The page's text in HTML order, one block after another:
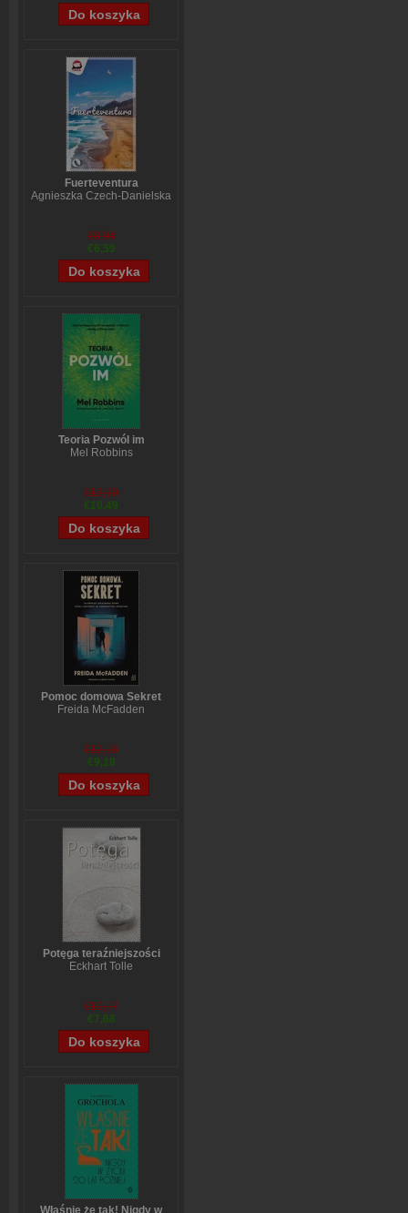
Fuerteventura
Agnieszka Czech-Danielska
€8,94
€6,59
Teoria Pozwól im
Mel Robbins
€13,90
€10,49
Pomoc domowa Sekret
Freida McFadden
€12,16
€9,18
Potęga teraźniejszości
Eckhart Tolle
€10,17
€7,68
Właśnie że tak! Nigdy w